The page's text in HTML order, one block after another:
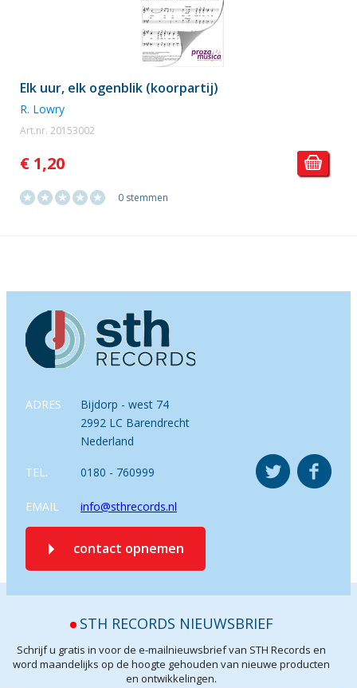
Elk uur, elk ogenblik (koorpartij)
R. Lowry
Art.nr. 20153002
€ 1,20
0 stemmen
ADRES
Bijdorp - west 74
2992 LC Barendrecht
Nederland
TEL. 0180 - 760999
EMAIL info@sthrecords.nl
contact opnemen
STH RECORDS NIEUWSBRIEF
Schrijf u gratis in voor de e-mailnieuwsbrief van STH Records en
word maandelijks op de hoogte gehouden van nieuwe producten
en ontwikkelingen.